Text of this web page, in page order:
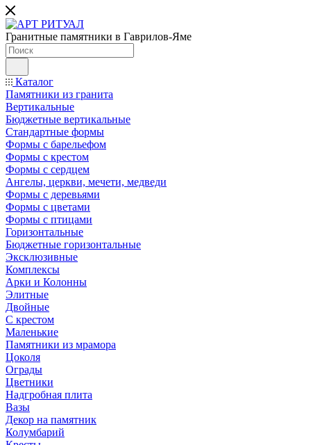
Гранитные памятники в Гаврилов-Яме
Каталог
Памятники из гранита
Вертикальные
Бюджетные вертикальные
Стандартные формы
Формы с барельефом
Формы с крестом
Формы с сердцем
Ангелы, церкви, мечети, медведи
Формы с деревьями
Формы с цветами
Формы с птицами
Горизонтальные
Бюджетные горизонтальные
Эксклюзивные
Комплексы
Арки и Колонны
Элитные
Двойные
С крестом
Маленькие
Памятники из мрамора
Цоколя
Ограды
Цветники
Надгробная плита
Вазы
Декор на памятник
Колумбарий